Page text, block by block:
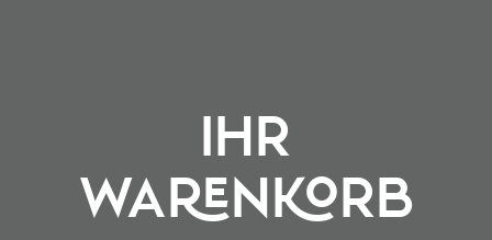
IHR
WARENKORB